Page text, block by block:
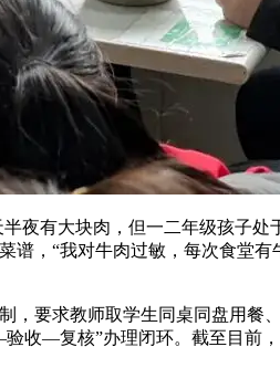
有大块肉，但一二年级孩子处
，“我对牛肉过敏，每次食堂
求教师取学生同桌同盘用餐
—复核”办理闭环。截至目前